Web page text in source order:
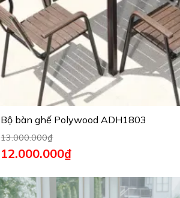
Bộ bàn ghế Polywood ADH1803
13.000.000₫
12.000.000₫